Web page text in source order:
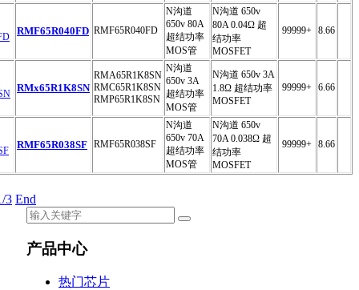
RMF65R040FD RMF65R040FD
N沟道
650v 80A
超结功率
MOS管
N沟道 650v
80A 0.04Ω 超
结功率
MOSFET
99999+ 8.66
RMx65R1K8SN
RMA65R1K8SN
RMC65R1K8SN
RMP65R1K8SN
N沟道
650v 3A
超结功率
MOS管
N沟道 650v 3A
1.8Ω 超结功率
MOSFET
99999+ 6.66
RMF65R038SF RMF65R038SF
N沟道
650v 70A
超结功率
MOS管
N沟道 650v
70A 0.038Ω 超
结功率
MOSFET
99999+ 8.66
3 End
产品中心
热门芯片